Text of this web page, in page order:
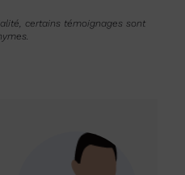
certains témoignages sont